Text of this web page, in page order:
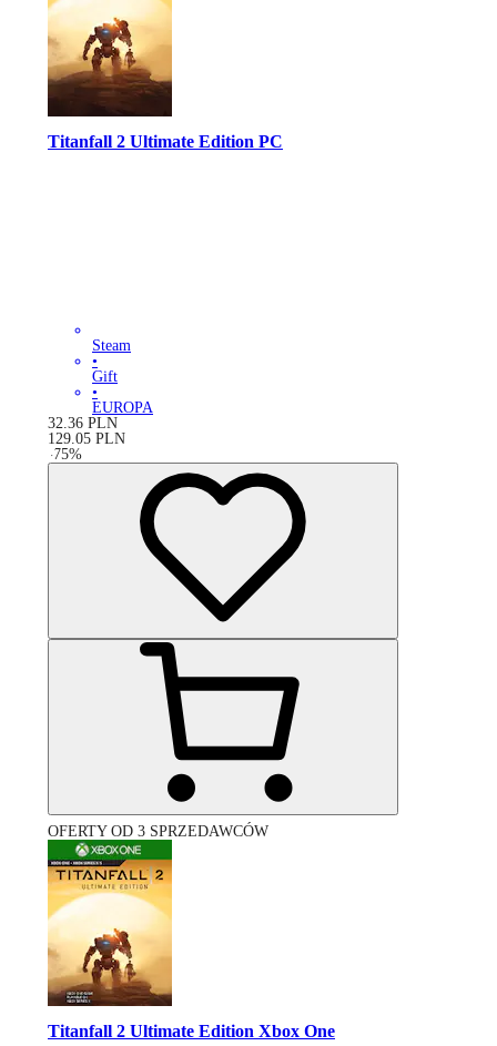
Titanfall 2 Ultimate Edition PC
Steam
•
Gift
•
EUROPA
32.36 PLN
129.05 PLN
-75%
OFERTY OD 3 SPRZEDAWCÓW
Titanfall 2 Ultimate Edition Xbox One